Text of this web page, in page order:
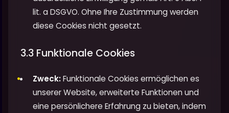
lit. a DSGVO. Ohne Ihre Zustimmung werden
diese Cookies nicht gesetzt.
3.3 Funktionale Cookies
Zweck:Funktionale Cookies ermöglichen es
unserer Website, erweiterte Funktionen und
eine persönlichere Erfahrung zu bieten, indem